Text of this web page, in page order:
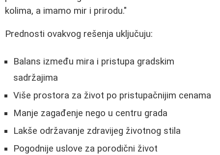
kolima, a imamo mir i prirodu."
Prednosti ovakvog rešenja uključuju:
Balans između mira i pristupa gradskim
sadržajima
Više prostora za život po pristupačnijim cenama
Manje zagađenje nego u centru grada
Lakše održavanje zdravijeg životnog stila
Pogodnije uslove za porodični život